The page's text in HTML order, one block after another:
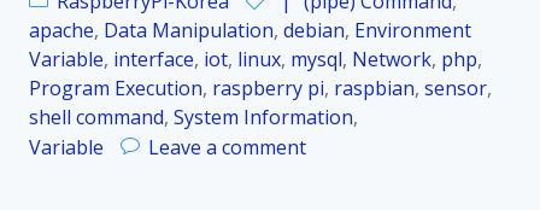
1
0
.
9
.
1
apache, Data Manipulation, debian, Environment
Variable, interface, iot, linux, mysql, Network, php,
Program Execution, raspberry pi, raspbian, sensor,
shell command, System Information,
Variable
Leave a comment